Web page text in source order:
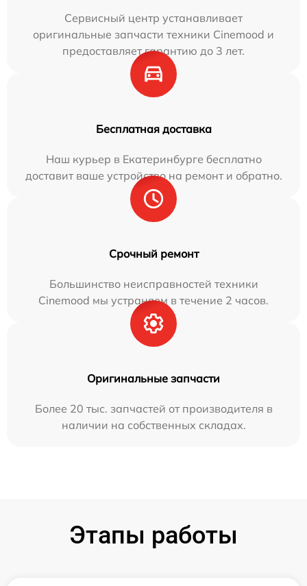
Сервисный центр устанавливает
оригинальные запчасти техники Cinemood и
предоставляет гарантию до 3 лет.
Бесплатная доставка
Наш курьер в Екатеринбурге бесплатно
доставит ваше устройство на ремонт и обратно.
Срочный ремонт
Большинство неисправностей техники
Cinemood мы устраняем в течение 2 часов.
Оригинальные запчасти
Более 20 тыс. запчастей от производителя в
наличии на собственных складах.
Этапы работы